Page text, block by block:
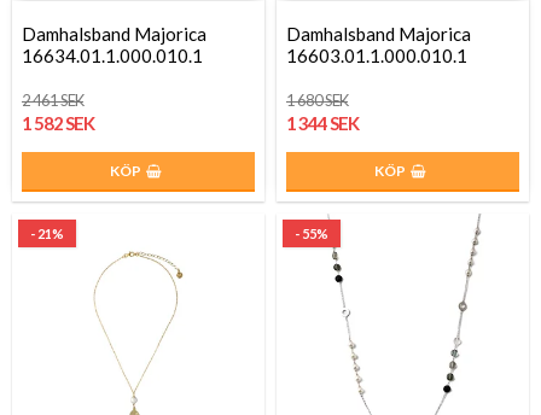
Damhalsband Majorica
16634.01.1.000.010.1
2 461 SEK
1 582 SEK
KÖP
Damhalsband Majorica
16603.01.1.000.010.1
1 680 SEK
1 344 SEK
KÖP
- 21% - 55%